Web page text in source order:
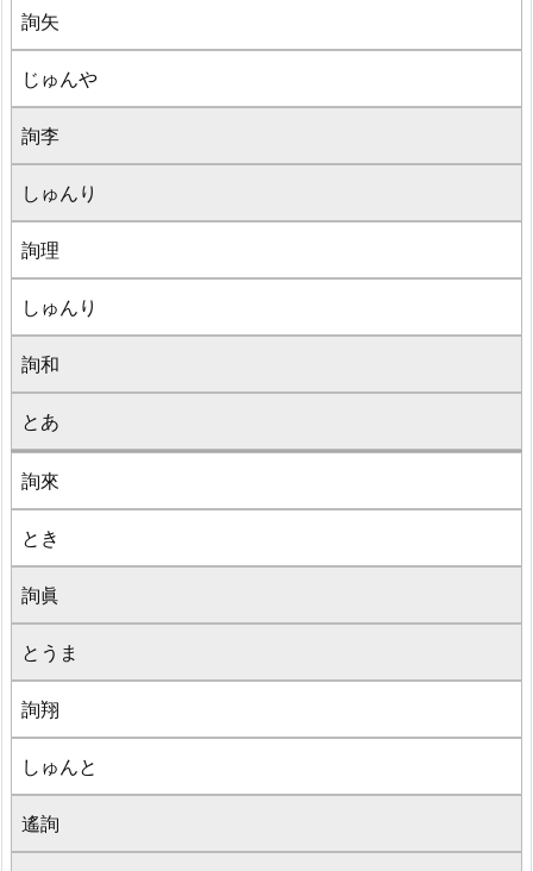
詢矢
じゅんや
詢李
しゅんり
詢理
しゅんり
詢和
とあ
詢來
とき
詢眞
とうま
詢翔
しゅんと
遙詢